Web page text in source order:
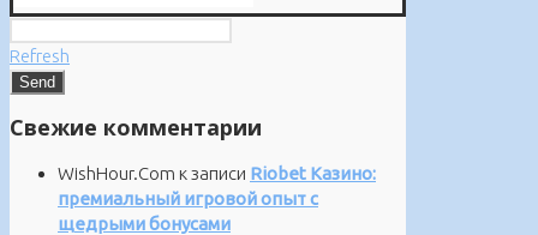
Refresh
Свежие комментарии
WishHour.Com к записи Riobet Казино:
премиальный игровой опыт с
щедрыми бонусами